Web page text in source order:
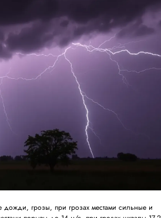
грозы, при грозах местами сильные и